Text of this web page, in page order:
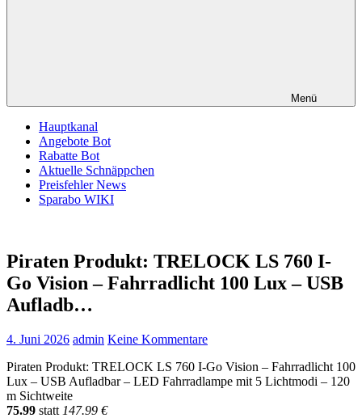
Menü
Hauptkanal
Angebote Bot
Rabatte Bot
Aktuelle Schnäppchen
Preisfehler News
Sparabo WIKI
Piraten Produkt: TRELOCK LS 760 I-
Go Vision – Fahrradlicht 100 Lux – USB
Aufladb…
4. Juni 2026 admin Keine Kommentare
Piraten Produkt: TRELOCK LS 760 I-Go Vision – Fahrradlicht 100
Lux – USB Aufladbar – LED Fahrradlampe mit 5 Lichtmodi – 120
m Sichtweite
75.99 statt 147.99 €